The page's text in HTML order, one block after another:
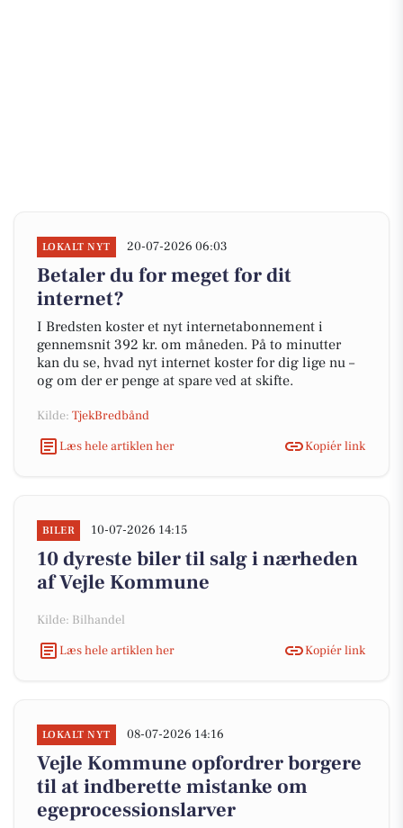
LOKALT NYT 20-07-2026 06:03
Betaler du for meget for dit
internet?
I Bredsten koster et nyt internetabonnement i
gennemsnit 392 kr. om måneden. På to minutter
kan du se, hvad nyt internet koster for dig lige nu –
og om der er penge at spare ved at skifte.
Kilde: TjekBredbånd
Læs hele artiklen her
Kopiér link
BILER 10-07-2026 14:15
10 dyreste biler til salg i nærheden
af Vejle Kommune
Kilde: Bilhandel
Læs hele artiklen her
Kopiér link
LOKALT NYT 08-07-2026 14:16
Vejle Kommune opfordrer borgere
til at indberette mistanke om
egeprocessionslarver